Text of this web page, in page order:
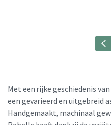
Met een rijke geschiedenis
een gevarieerd en uitgebreid
Handgemaakt, machinaal